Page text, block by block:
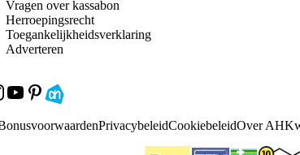
Vragen over kassabon
Herroepingsrecht
Toegankelijkheidsverklaring
Adverteren
PrivacybeleidCookiebeleidOver AH